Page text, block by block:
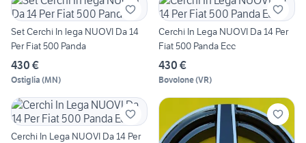
Set Cerchi In lega NUOVI Da 14
Per Fiat 500 Panda
430 €
Ostiglia (MN)
Cerchi In Lega NUOVI Da 14 Per
Fiat 500 Panda Ecc
430 €
Bovolone(VR)
Cerchi In Lega NUOVI Da 14 Per